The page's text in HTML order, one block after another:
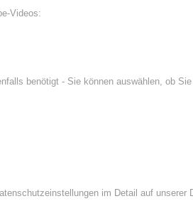
Videos:
benötigt - Sie können auswählen, ob
im Detail auf unserer